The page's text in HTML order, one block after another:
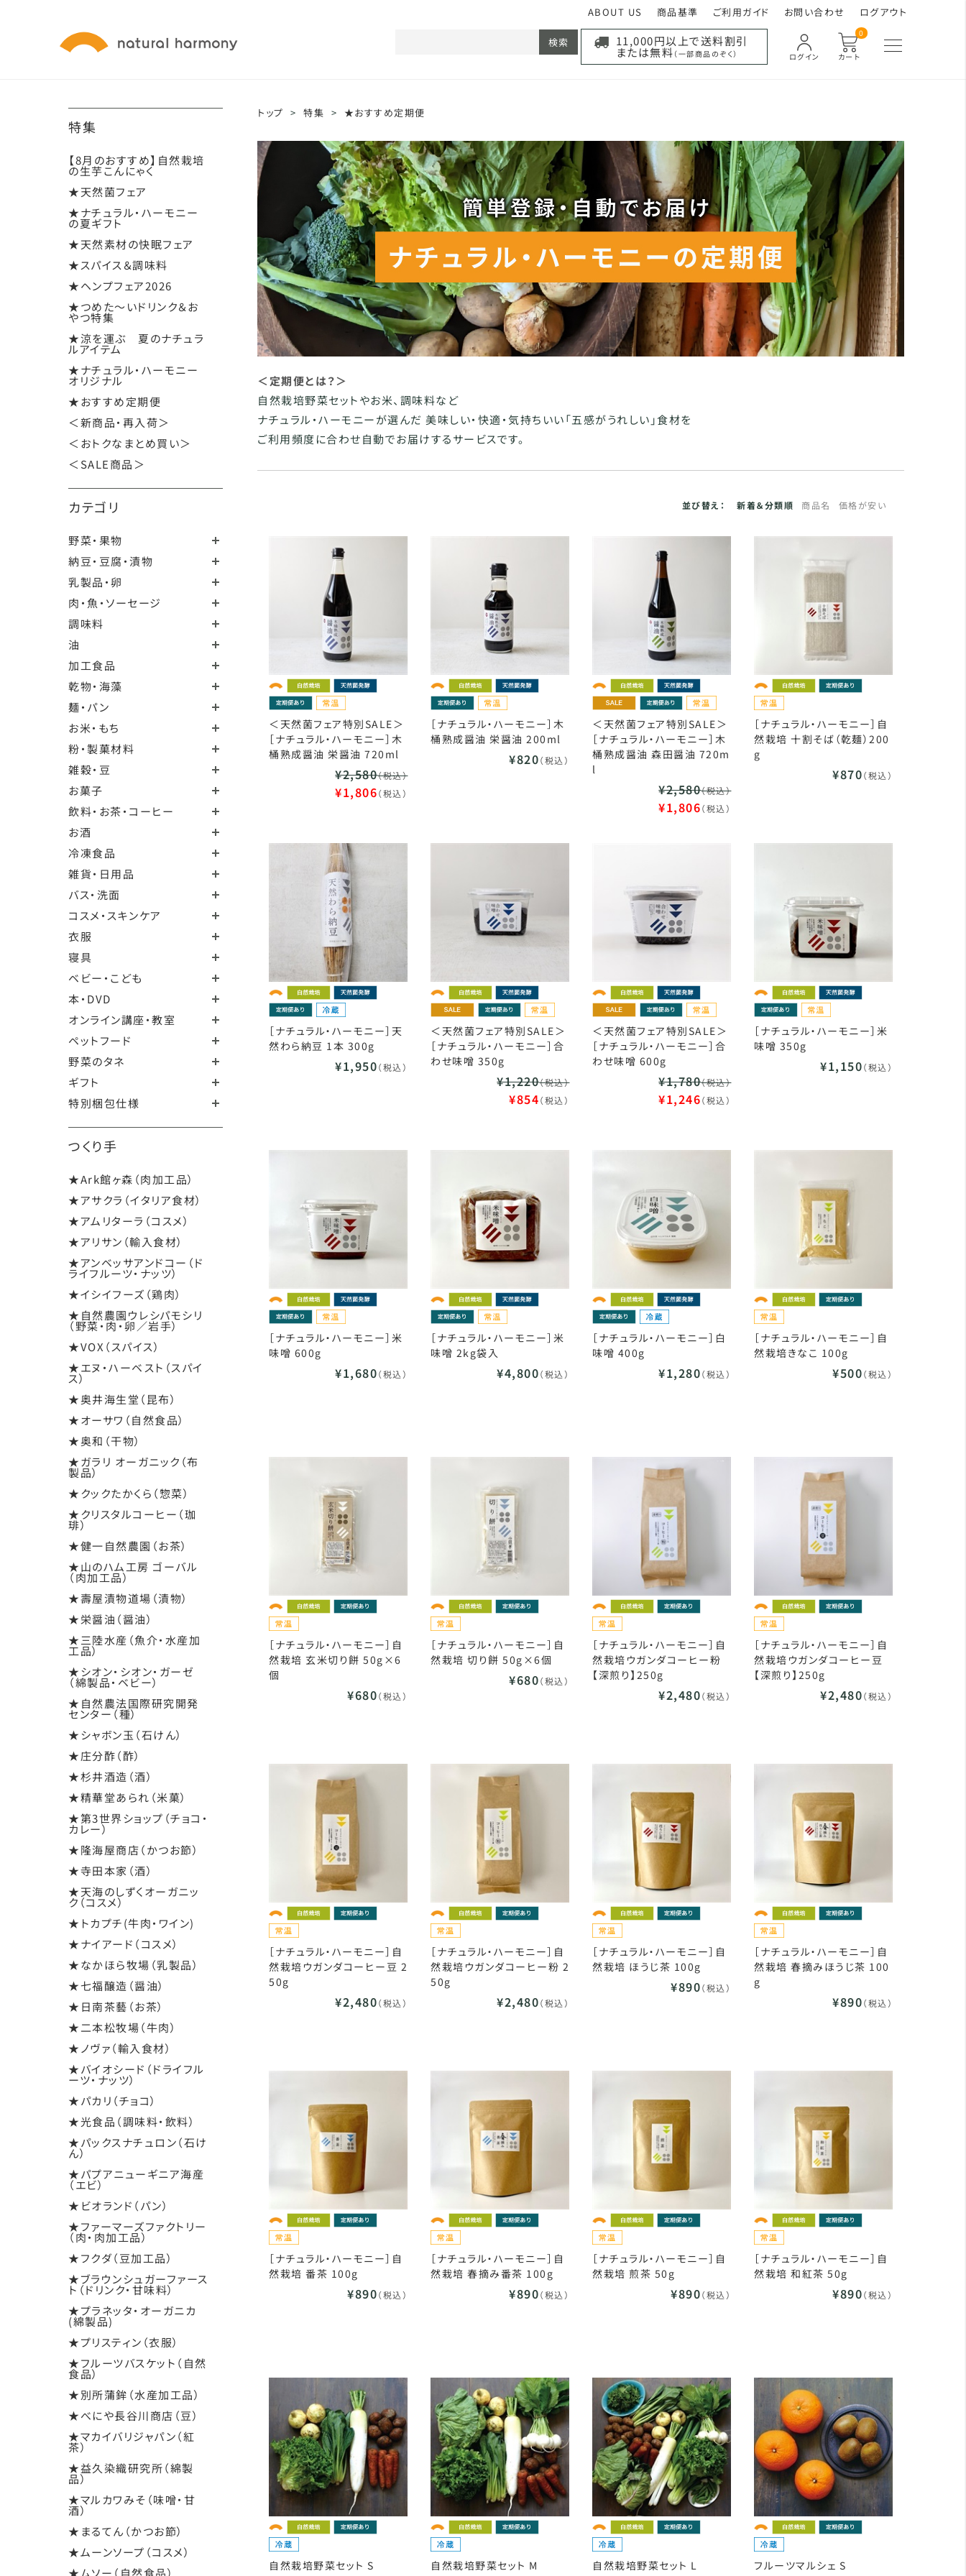
ABOUT US 商品基準 ご利用ガイド お問い合わせ ログアウト
カート
0
ログイン
11,000円以上で送料割引
または無料 （一部商品のぞく）
検索
特集
【8月のおすすめ】自然栽培
の生芋こんにゃく
★天然菌フェア
★ナチュラル・ハーモニー
の夏ギフト
★天然素材の快眠フェア
★スパイス＆調味料
★ヘンプフェア2026
★つめた～いドリンク＆お
やつ特集
★涼を運ぶ 夏のナチュラ
ルアイテム
★ナチュラル・ハーモニー
オリジナル
★おすすめ定期便
＜新商品・再入荷＞
＜おトクなまとめ買い＞
＜SALE商品＞
カテゴリ
野菜・果物
納豆・豆腐・漬物
乳製品・卵
肉・魚・ソーセージ
調味料
油
加工食品
乾物・海藻
麺・パン
お米・もち
粉・製菓材料
雑穀・豆
お菓子
飲料・お茶・コーヒー
お酒
冷凍食品
雑貨・日用品
バス・洗面
コスメ・スキンケア
衣服
寝具
ベビー・こども
本・DVD
オンライン講座・教室
ペットフード
野菜のタネ
ギフト
特別梱包仕様
つくり手
★Ark館ヶ森（肉加工品）
★アサクラ（イタリア食材）
★アムリターラ（コスメ）
★アリサン（輸入食材）
★アンベッサアンドコー（ド
ライフルーツ・ナッツ）
★イシイフーズ（鶏肉）
★自然農園ウレシパモシリ
（野菜・肉・卵／岩手）
★VOX（スパイス）
★エヌ・ハーベスト（スパイ
ス）
★奥井海生堂（昆布）
★オーサワ（自然食品）
★奥和（干物）
★ガラリ オーガニック（布
製品）
★クックたかくら（惣菜）
★クリスタルコーヒー（珈
琲）
★健一自然農園（お茶）
★山のハム工房 ゴーバル
（肉加工品）
★壽屋漬物道場（漬物）
★栄醤油（醤油）
★三陸水産（魚介・水産加
工品）
★シオン・シオン・ガーゼ
（綿製品・ベビー）
★自然農法国際研究開発
センター（種）
★シャボン玉（石けん）
★庄分酢（酢）
★杉井酒造（酒）
★精華堂あられ（米菓）
★第3世界ショップ（チョコ・
カレー）
★隆海屋商店（かつお節）
★寺田本家（酒）
★天海のしずくオーガニッ
ク（コスメ）
★トカプチ(牛肉・ワイン)
★ナイアード（コスメ）
★なかほら牧場（乳製品）
★七福醸造（醤油）
★日南茶藝（お茶）
★二本松牧場（牛肉）
★ノヴァ（輸入食材）
★バイオシード（ドライフル
ーツ・ナッツ）
★パカリ（チョコ）
★光食品（調味料・飲料）
★パックスナチュロン（石け
ん）
★パプアニューギニア海産
（エビ）
★ビオランド（パン）
★ファーマーズファクトリー
（肉・肉加工品）
★フクダ（豆加工品）
★ブラウンシュガーファース
ト（ドリンク・甘味料）
★プラネッタ・オーガニカ
(綿製品)
★プリスティン（衣服）
★フルーツバスケット（自然
食品）
★別所蒲鉾（水産加工品）
★べにや長谷川商店（豆）
★マカイバリジャパン（紅
茶）
★益久染織研究所（綿製
品）
★マルカワみそ（味噌・甘
酒）
★まるてん（かつお節）
★ムーンソープ（コスメ）
★ムソー（自然食品）
トップ > 特集 > ★おすすめ定期便
＜定期便とは？＞
自然栽培野菜セットやお米、調味料など
ナチュラル・ハーモニーが選んだ 美味しい・快適・気持ちいい「五感がうれしい」食材を
ご利用頻度に合わせ自動でお届けするサービスです。
並び替え： 新着＆分類順 商品名 価格が安い
＜天然菌フェア特別SALE＞
［ナチュラル・ハーモニー］木
桶熟成醤油 栄醤油 720ml
¥2,580（税込）
¥1,806（税込）
［ナチュラル・ハーモニー］木
桶熟成醤油 栄醤油 200ml
¥820（税込）
＜天然菌フェア特別SALE＞
［ナチュラル・ハーモニー］木
桶熟成醤油 森田醤油 720m
l
¥2,580（税込）
¥1,806（税込）
［ナチュラル・ハーモニー］自
然栽培 十割そば（乾麺）200
g
¥870（税込）
［ナチュラル・ハーモニー］天
然わら納豆 1本 300g
¥1,950（税込）
＜天然菌フェア特別SALE＞
［ナチュラル・ハーモニー］合
わせ味噌 350g
¥1,220（税込）
¥854（税込）
＜天然菌フェア特別SALE＞
［ナチュラル・ハーモニー］合
わせ味噌 600g
¥1,780（税込）
¥1,246（税込）
［ナチュラル・ハーモニー］米
味噌 350g
¥1,150（税込）
［ナチュラル・ハーモニー］米
味噌 600g
¥1,680（税込）
［ナチュラル・ハーモニー］米
味噌 2kg袋入
¥4,800（税込）
［ナチュラル・ハーモニー］白
味噌 400g
¥1,280（税込）
［ナチュラル・ハーモニー］自
然栽培きなこ 100g
¥500（税込）
［ナチュラル・ハーモニー］自
然栽培 玄米切り餅 50g×6
個
¥680（税込）
［ナチュラル・ハーモニー］自
然栽培 切り餅 50g×6個
¥680（税込）
［ナチュラル・ハーモニー］自
然栽培ウガンダコーヒー粉
【深煎り】250g
¥2,480（税込）
［ナチュラル・ハーモニー］自
然栽培ウガンダコーヒー豆
【深煎り】250g
¥2,480（税込）
［ナチュラル・ハーモニー］自
然栽培ウガンダコーヒー豆 2
50g
¥2,480（税込）
［ナチュラル・ハーモニー］自
然栽培ウガンダコーヒー粉 2
50g
¥2,480（税込）
［ナチュラル・ハーモニー］自
然栽培 ほうじ茶 100g
¥890（税込）
［ナチュラル・ハーモニー］自
然栽培 春摘みほうじ茶 100
g
¥890（税込）
［ナチュラル・ハーモニー］自
然栽培 番茶 100g
¥890（税込）
［ナチュラル・ハーモニー］自
然栽培 春摘み番茶 100g
¥890（税込）
［ナチュラル・ハーモニー］自
然栽培 煎茶 50g
¥890（税込）
［ナチュラル・ハーモニー］自
然栽培 和紅茶 50g
¥890（税込）
自然栽培野菜セット S 自然栽培野菜セット M 自然栽培野菜セット L フルーツマルシェ S